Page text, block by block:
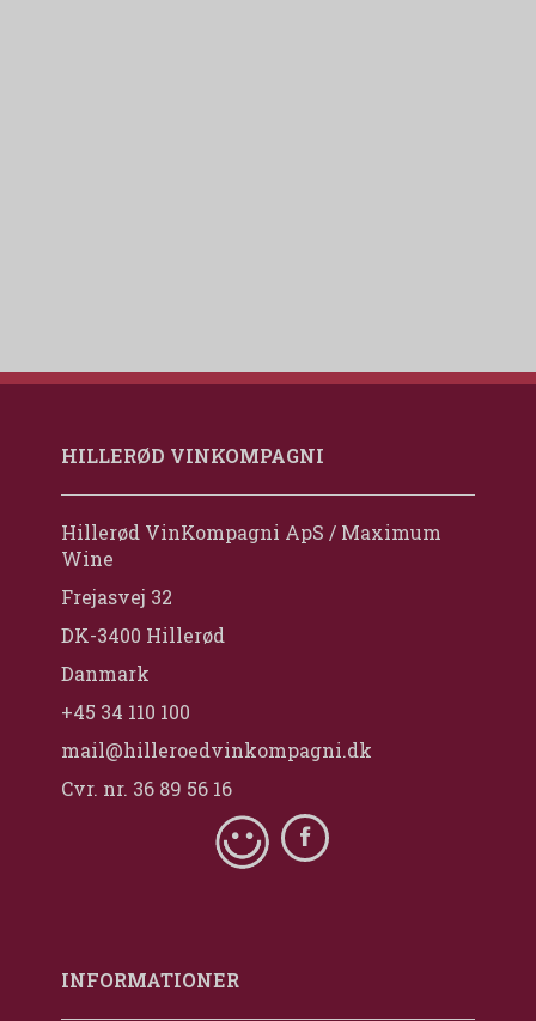
HILLERØD VINKOMPAGNI
Hillerød VinKompagni ApS / Maximum
Wine
Frejasvej 32
DK-3400 Hillerød
Danmark
+45 34 110 100
mail@hilleroedvinkompagni.dk
Cvr. nr. 36 89 56 16
INFORMATIONER